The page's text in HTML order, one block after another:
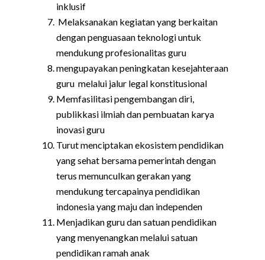
inklusif
Melaksanakan kegiatan yang berkaitan
dengan penguasaan teknologi untuk
mendukung profesionalitas guru
mengupayakan peningkatan kesejahteraan
guru melalui jalur legal konstitusional
Memfasilitasi pengembangan diri,
publikkasi ilmiah dan pembuatan karya
inovasi guru
Turut menciptakan ekosistem pendidikan
yang sehat bersama pemerintah dengan
terus memunculkan gerakan yang
mendukung tercapainya pendidikan
indonesia yang maju dan independen
Menjadikan guru dan satuan pendidikan
yang menyenangkan melalui satuan
pendidikan ramah anak